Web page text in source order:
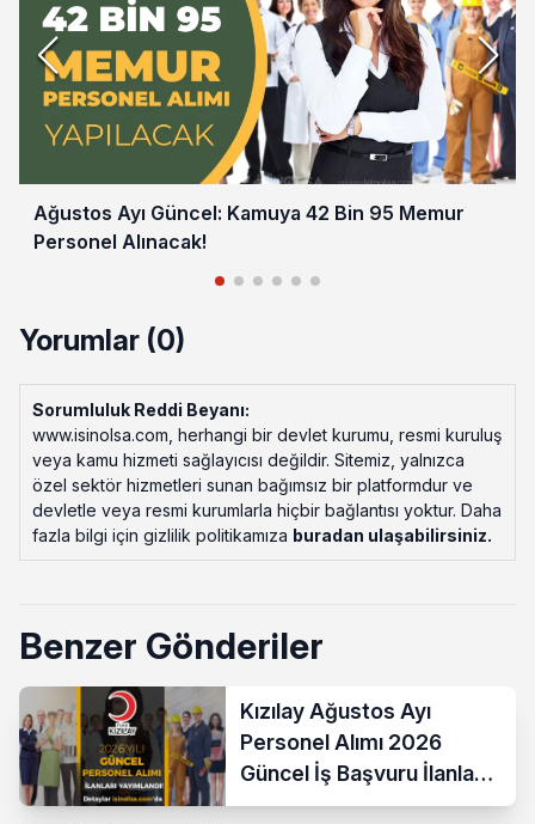
Ağustos Ayı Güncel: Kamuya 42 Bin 95 Memur
Personel Alınacak!
Yorumlar (0)
Sorumluluk Reddi Beyanı:
www.isinolsa.com, herhangi bir devlet kurumu, resmi kuruluş
veya kamu hizmeti sağlayıcısı değildir. Sitemiz, yalnızca
özel sektör hizmetleri sunan bağımsız bir platformdur ve
devletle veya resmi kurumlarla hiçbir bağlantısı yoktur. Daha
fazla bilgi için gizlilik politikamıza buradan ulaşabilirsiniz.
Benzer Gönderiler
Kızılay Ağustos Ayı
Personel Alımı 2026
Güncel İş Başvuru İlanları
Yayımladı!